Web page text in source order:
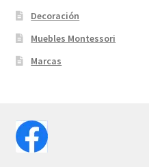
Decoración
Muebles Montessori
Marcas